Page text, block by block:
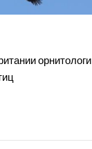
орнитологи